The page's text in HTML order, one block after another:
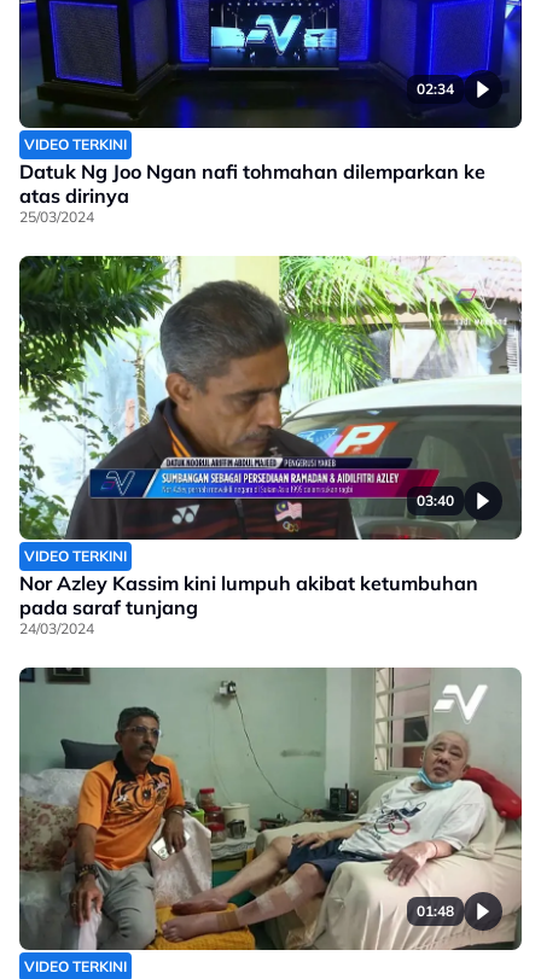
02:34
VIDEO TERKINI
Datuk Ng Joo Ngan nafi tohmahan dilemparkan ke
atas dirinya
25/03/2024
03:40
VIDEO TERKINI
Nor Azley Kassim kini lumpuh akibat ketumbuhan
pada saraf tunjang
24/03/2024
01:48
VIDEO TERKINI